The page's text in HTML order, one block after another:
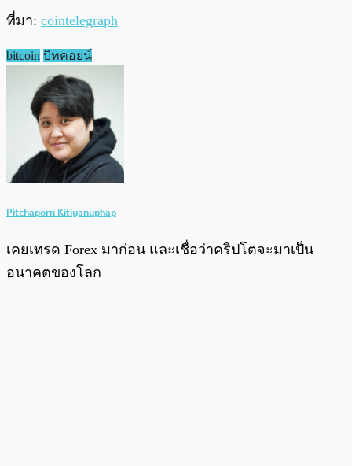
ที่มา: cointelegraph
bitcoin บิทคอยน์
Pitchaporn Kitiyanuphap
เคยเทรด Forex มาก่อน และเชื่อว่าคริปโตจะมาเป็น
อนาคตของโลก